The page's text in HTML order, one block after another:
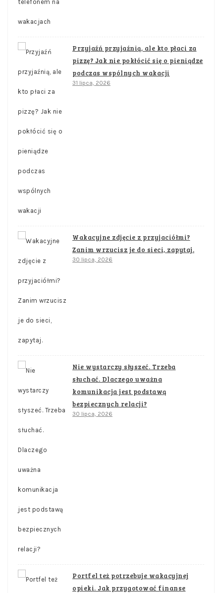
Przyjaźń przyjaźnią, ale kto płaci za
pizzę? Jak nie pokłócić się o pieniądze
podczas wspólnych wakacji
31 lipca, 2026
Wakacyjne zdjęcie z przyjaciółmi?
Zanim wrzucisz je do sieci, zapytaj.
30 lipca, 2026
Nie wystarczy słyszeć. Trzeba
słuchać. Dlaczego uważna
komunikacja jest podstawą
bezpiecznych relacji?
30 lipca, 2026
Portfel też potrzebuje wakacyjnej
opieki. Jak przygotować finanse